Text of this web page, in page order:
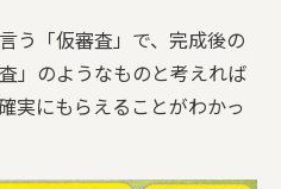
う「仮審査」で、完成後の
」のようなものと考えれば
実にもらえることがわかっ